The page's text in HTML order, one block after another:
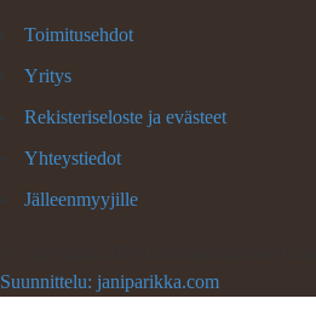
Toimitusehdot
Yritys
Rekisteriseloste ja evästeet
Yhteystiedot
Jälleenmyyjille
Suunnittelu: janiparikka.com